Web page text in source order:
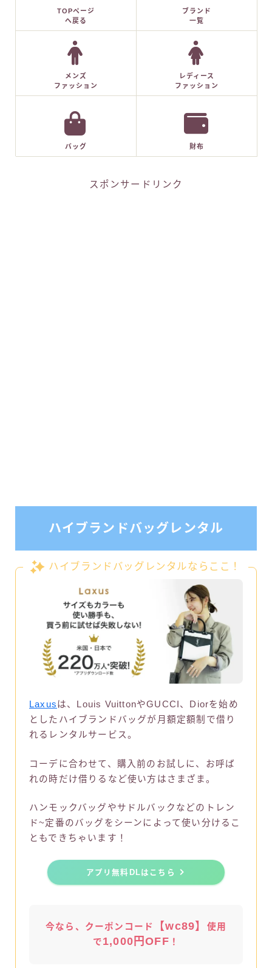
TOPページ
へ戻る
ブランド
一覧
メンズ
ファッション
レディース
ファッション
バッグ 財布
スポンサードリンク
ハイブランドバッグレンタル
ハイブランドバッグレンタルならここ！
Laxusは、Louis VuittonやGUCCI、Diorを始め
としたハイブランドバッグが月額定額制で借り
れるレンタルサービス。
コーデに合わせて、購入前のお試しに、お呼ば
れの時だけ借りるなど使い方はさまざま。
ハンモックバッグやサドルバックなどのトレン
ド~定番のバッグをシーンによって使い分けるこ
ともできちゃいます！
アプリ無料DLはこちら
今なら、クーポンコード 【wc89】
使用
で1,000円OFF ！